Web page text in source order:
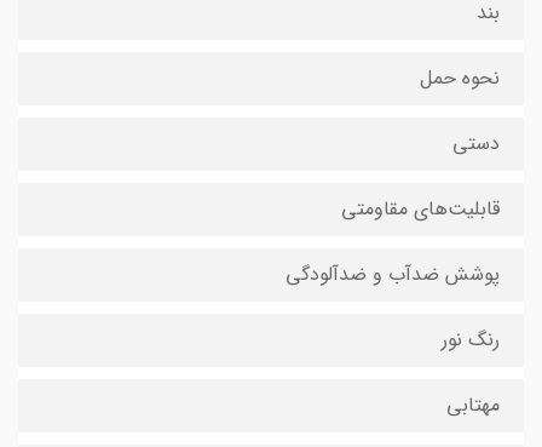
بند
نحوه حمل
دستی
قابلیت‌های مقاومتی
پوشش ضدآب و ضدآلودگی
رنگ نور
مهتابی